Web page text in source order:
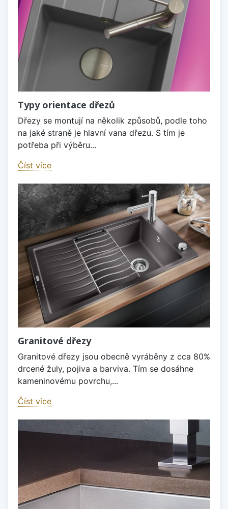
Typy orientace dřezů
Dřezy se montují na několik způsobů, podle toho
na jaké straně je hlavní vana dřezu. S tím je
potřeba při výběru...
Číst více
Granitové dřezy
Granitové dřezy jsou obecně vyráběny z cca 80%
drcené žuly, pojiva a barviva. Tím se dosáhne
kameninovému povrchu,...
Číst více